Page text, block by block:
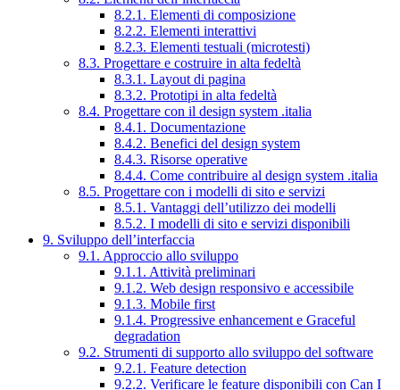
8.2.1. Elementi di composizione
8.2.2. Elementi interattivi
8.2.3. Elementi testuali (microtesti)
8.3. Progettare e costruire in alta fedeltà
8.3.1. Layout di pagina
8.3.2. Prototipi in alta fedeltà
8.4. Progettare con il design system .italia
8.4.1. Documentazione
8.4.2. Benefici del design system
8.4.3. Risorse operative
8.4.4. Come contribuire al design system .italia
8.5. Progettare con i modelli di sito e servizi
8.5.1. Vantaggi dell’utilizzo dei modelli
8.5.2. I modelli di sito e servizi disponibili
9. Sviluppo dell’interfaccia
9.1. Approccio allo sviluppo
9.1.1. Attività preliminari
9.1.2. Web design responsivo e accessibile
9.1.3. Mobile first
9.1.4. Progressive enhancement e Graceful
degradation
9.2. Strumenti di supporto allo sviluppo del software
9.2.1. Feature detection
9.2.2. Verificare le feature disponibili con Can I